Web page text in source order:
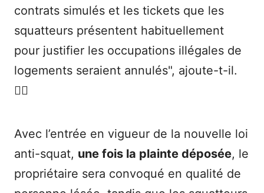
contrats simulés et les tickets que les
squatteurs présentent habituellement
pour justifier les occupations illégales de
logements seraient annulés", ajoute-t-il.
👮‍♂️
Avec l’entrée en vigueur de la nouvelle loi
anti-squat, une fois la plainte déposée, le
propriétaire sera convoqué en qualité de